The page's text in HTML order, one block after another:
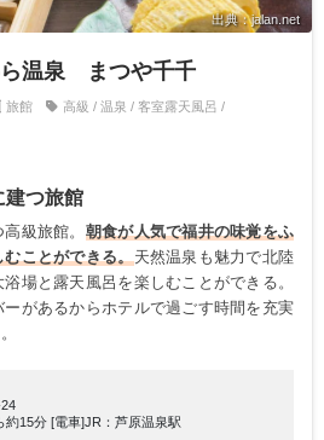
出典：jalan.net
温泉 まつや千千
旅館 高級 / 温泉 / 客室露天風呂 /
建つ旅館
級旅館。 朝食が人気で福井の味覚をふ
ことができる。 天然温泉も魅力で北陸
場と露天風呂を楽しむことができる。
があるからホテルで過ごす時間を充実
約15分 [電車]JR：芦原温泉駅